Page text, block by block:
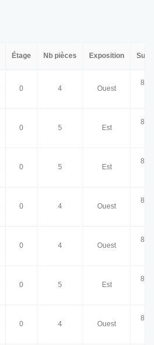
Étage Nb pièces Exposition
0 4 Ouest
0 5 Est
0 5 Est
0 4 Ouest
0 4 Ouest
0 5 Est
0 4 Ouest